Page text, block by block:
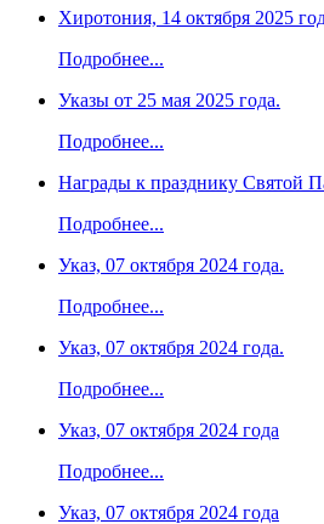
Хиротония, 14 октября 2025
Подробнее...
Указы от 25 мая 2025 года.
Подробнее...
Награды к празднику Святой
Подробнее...
Указ, 07 октября 2024 года.
Подробнее...
Указ, 07 октября 2024 года.
Подробнее...
Указ, 07 октября 2024 года
Подробнее...
Указ, 07 октября 2024 года